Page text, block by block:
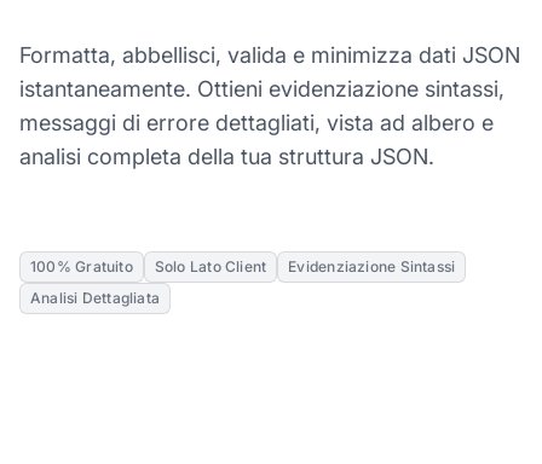
Formatta, abbellisci, valida e minimizza dati JSON
istantaneamente. Ottieni evidenziazione sintassi,
messaggi di errore dettagliati, vista ad albero e
analisi completa della tua struttura JSON.
100% Gratuito Solo Lato Client
Evidenziazione Sintassi
Analisi Dettagliata